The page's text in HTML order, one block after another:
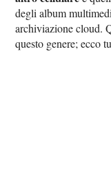
degli album
archiviazione cloud.
questo genere; ecco